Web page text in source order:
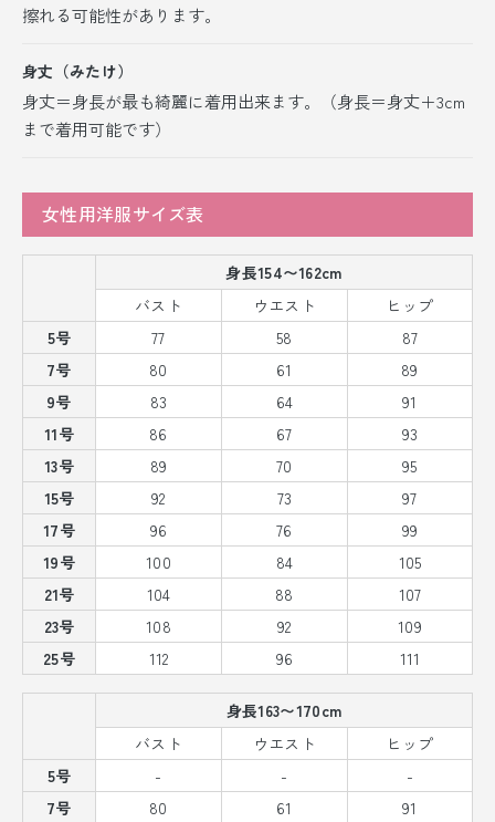
擦れる可能性があります。
身丈（みたけ）
身丈＝身長が最も綺麗に着用出来ます。（身長＝身丈＋3cm
まで着用可能です）
女性用洋服サイズ表
身長154〜162cm
バスト
ウエスト
ヒップ
5号
77 58
87
7号
80 61
89
9号
83 64
91
11号
86 67
93
13号
89 70
95
15号
92 73
97
17号
96 76
99
19号
100 84
105
21号
104 88
107
23号
108 92
109
25号
112 96 111
身長163〜170cm
バスト
ウエスト
ヒップ
5号
- -
-
7号
80 61
91